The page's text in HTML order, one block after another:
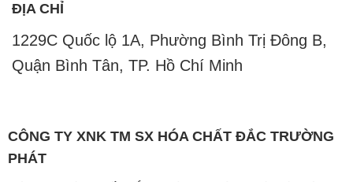
ĐỊA CHỈ
1229C Quốc lộ 1A, Phường Bình Trị Đông B,
Quận Bình Tân, TP. Hồ Chí Minh
CÔNG TY XNK TM SX HÓA CHẤT ĐẮC TRƯỜNG
PHÁT